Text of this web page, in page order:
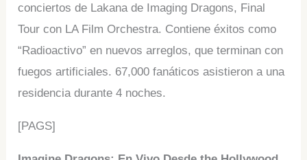
conciertos de Lakana de Imaging Dragons, Final
Tour con LA Film Orchestra. Contiene éxitos como
“Radioactivo” en nuevos arreglos, que terminan con
fuegos artificiales. 67,000 fanáticos asistieron a una
residencia durante 4 noches.
[PAGS]